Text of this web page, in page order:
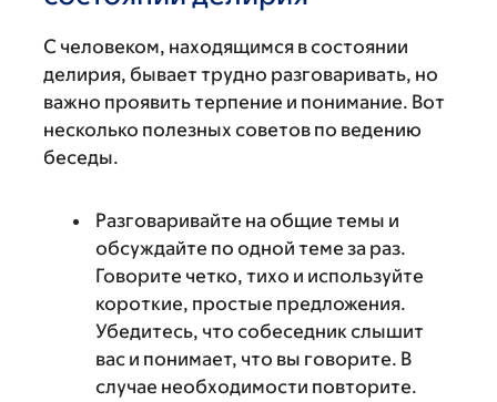
С человеком, находящимся в состоянии
делирия, бывает трудно разговаривать, но
важно проявить терпение и понимание. Вот
несколько полезных советов по ведению
беседы.
Разговаривайте на общие темы и
обсуждайте по одной теме за раз.
Говорите четко, тихо и используйте
короткие, простые предложения.
Убедитесь, что собеседник слышит
вас и понимает, что вы говорите. В
случае необходимости повторите.